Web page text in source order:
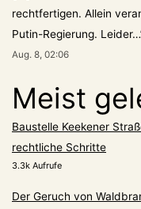
rechtfertigen. Allein
Putin-Regierung. Leider…
Aug. 8, 02:06
Meist
Baustelle Keekener
rechtliche Schritte
3.3k Aufrufe
Der Geruch von